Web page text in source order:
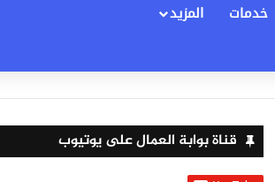
خدمات
المزيد
قناة بوابة العمال على يوتيوب